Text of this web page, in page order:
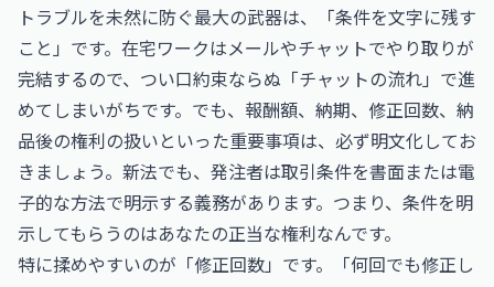
トラブルを未然に防ぐ最大の武器は、「条件を文字に残す
こと」です。在宅ワークはメールやチャットでやり取りが
完結するので、つい口約束ならぬ「チャットの流れ」で進
めてしまいがちです。でも、報酬額、納期、修正回数、納
品後の権利の扱いといった重要事項は、必ず明文化してお
きましょう。新法でも、発注者は取引条件を書面または電
子的な方法で明示する義務があります。つまり、条件を明
示してもらうのはあなたの正当な権利なんです。
特に揉めやすいのが「修正回数」です。「何回でも修正し